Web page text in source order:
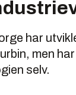
har
men
selv.